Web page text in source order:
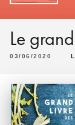
Le
03/06/2020